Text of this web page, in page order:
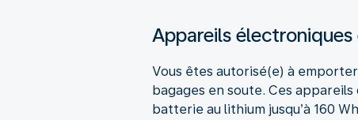
Appareils
Vous êtes autorisé(e) à
bagages en soute. Ces
batterie au lithium jusqu’à 160